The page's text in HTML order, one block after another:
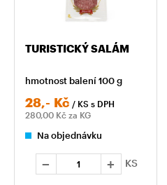
TURISTICKÝ SALÁM
hmotnost balení 100 g
28,- Kč / KS s DPH
280,00 Kč za KG
Na objednávku
KS